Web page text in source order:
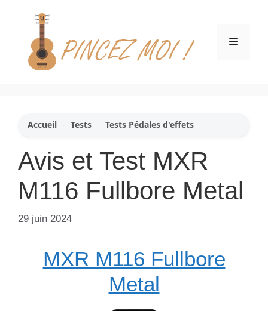
contenu
Menu
Accueil - Tests - Tests Pédales d'effets
Avis et Test MXR
M116 Fullbore Metal
29 juin 2024
MXR M116 Fullbore
Metal